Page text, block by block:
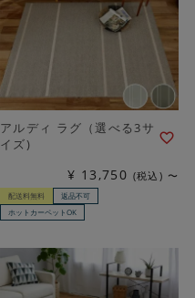
アルディ ラグ（選べる3サ
イズ)
¥ 13,750 税込 〜
配送料無料
返品不可
ホットカーペットOK